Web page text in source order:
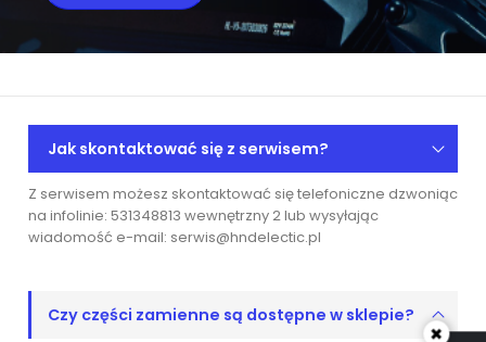
Jak skontaktować się z serwisem?
Z serwisem możesz skontaktować się telefoniczne dzwoniąc
na infolinie: 531348813 wewnętrzny 2 lub wysyłając
wiadomość e-mail: serwis@hndelectic.pl
Czy części zamienne są dostępne w sklepie?
×